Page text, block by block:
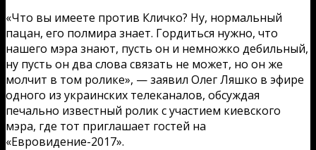
«Что вы имеете против Кличко? Ну, нормальный
пацан, его полмира знает. Гордиться нужно, что
нашего мэра знают, пусть он и немножко дебильный,
ну пусть он два слова связать не может, но он же
молчит в том ролике», — заявил Олег Ляшко в эфире
одного из украинских телеканалов, обсуждая
печально известный ролик с участием киевского
мэра, где тот приглашает гостей на
«Евровидение-2017».